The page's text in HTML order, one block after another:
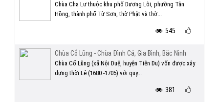
Chùa Cha Lư thuộc khu phố Dương Lôi, phường Tân
Hồng, thành phố Từ Sơn, thờ Phật và thờ...
545
Chùa Cổ Lũng - Chùa Đình Cả, Gia Bình, Bắc Ninh
Chùa Cổ Lũng (xã Nội Duệ, huyện Tiên Du) vốn được xây
dựng thời Lê (1680 -1705) với quy...
381